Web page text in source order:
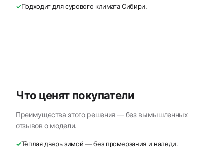
✓Подходит для сурового климата Сибири.
Что ценят покупатели
Преимущества этого решения — без вымышленных
отзывов о модели.
✓Тёплая дверь зимой — без промерзания и наледи.